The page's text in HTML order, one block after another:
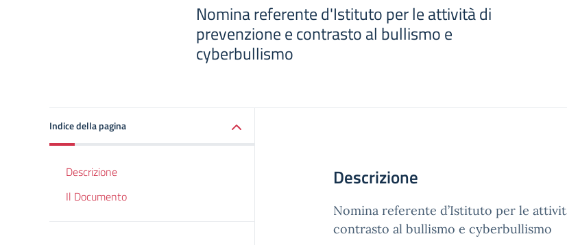
Nomina referente d'Istituto per le attività di
prevenzione e contrasto al bullismo e
cyberbullismo
Indice della pagina
Descrizione
Il Documento
Descrizione
Nomina referente d’Istituto per le
contrasto al bullismo e cyberbullismo